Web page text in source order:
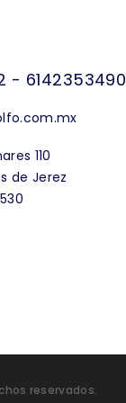
- 6142353490
110
de Jerez
reservados.